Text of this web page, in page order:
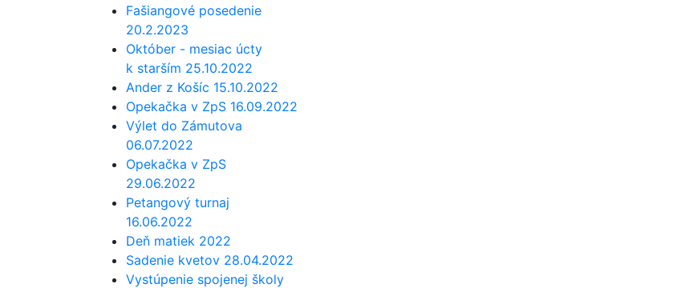
Fašiangové posedenie
20.2.2023
Október - mesiac úcty
k starším 25.10.2022
Ander z Košíc 15.10.2022
Opekačka v ZpS 16.09.2022
Výlet do Zámutova
06.07.2022
Opekačka v ZpS
29.06.2022
Petangový turnaj
16.06.2022
Deň matiek 2022
Sadenie kvetov 28.04.2022
Vystúpenie spojenej školy